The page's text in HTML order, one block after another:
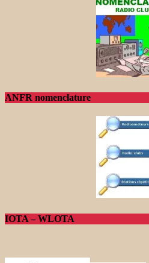
ANFR nomenclature
IOTA – WLOTA